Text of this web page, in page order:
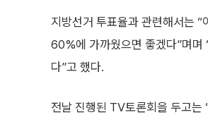
지방선거 투표율과 관련해서는
60%에 가까웠으면 좋겠다”며며
다”고 했다.
전날 진행된 TV토론회을 두고는